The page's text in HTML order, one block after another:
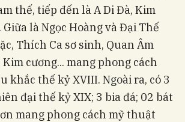
thế, tiếp đến là A Di Đà, Kim
Giữa là Ngọc Hoàng và Đại Thế
Thích Ca sơ sinh, Quan Âm
cương... mang phong cách
khắc thế kỷ XVIII. Ngoài ra, có 3
đại thế kỷ XIX; 3 bia đá; 02 bát
mang phong cách mỹ thuật